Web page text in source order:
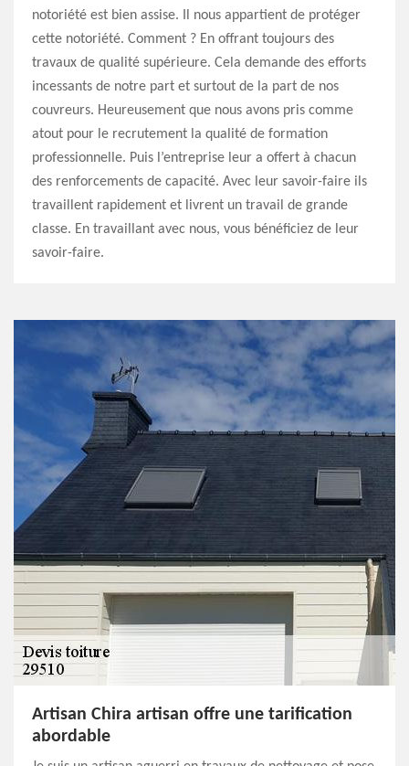
notoriété est bien assise. Il nous appartient de protéger
cette notoriété. Comment ? En offrant toujours des
travaux de qualité supérieure. Cela demande des efforts
incessants de notre part et surtout de la part de nos
couvreurs. Heureusement que nous avons pris comme
atout pour le recrutement la qualité de formation
professionnelle. Puis l’entreprise leur a offert à chacun
des renforcements de capacité. Avec leur savoir-faire ils
travaillent rapidement et livrent un travail de grande
classe. En travaillant avec nous, vous bénéficiez de leur
savoir-faire.
Artisan Chira artisan offre une tarification
abordable